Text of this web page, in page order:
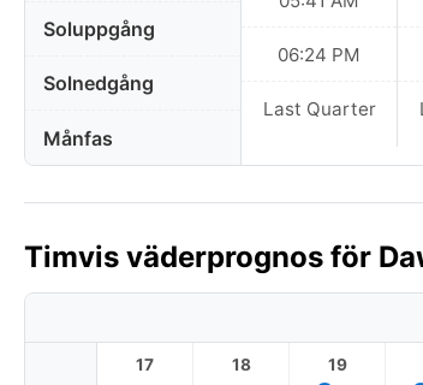
Soluppgång
Solnedgång
Månfas
06:24 PM
Last Quarter
Timvis väderprognos för
17 18 19